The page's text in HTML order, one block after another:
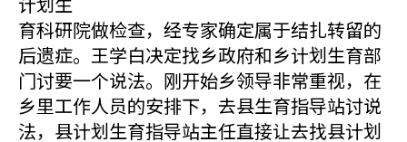
育科研院做检查，经专家确定属于结扎转留的
后遗症。王学白决定找乡政府和乡计划生育部
门讨要一个说法。刚开始乡领导非常重视，在
乡里工作人员的安排下，去县生育指导站讨说
法，县计划生育指导站主任直接让去找县计划